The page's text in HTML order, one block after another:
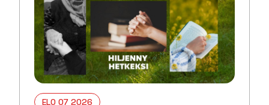
ELO 07 2026